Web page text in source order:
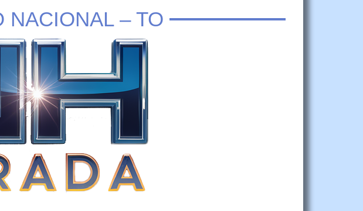
NACIONAL – TO